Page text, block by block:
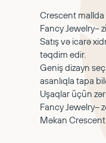
Crescent mallda
Fancy Jewelry–
Satış və icarə
təqdim edir.
Geniş dizayn
asanlıqla tapa
Uşaqlar üçün
Fancy Jewelry–
Məkan